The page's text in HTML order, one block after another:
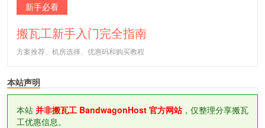
新手必看
搬瓦工新手入门完全指南
方案推荐、机房选择、优惠码和购买教程
本站声明
本站 并非搬瓦工 BandwagonHost 官方网站，仅整理分享搬瓦
工优惠信息。